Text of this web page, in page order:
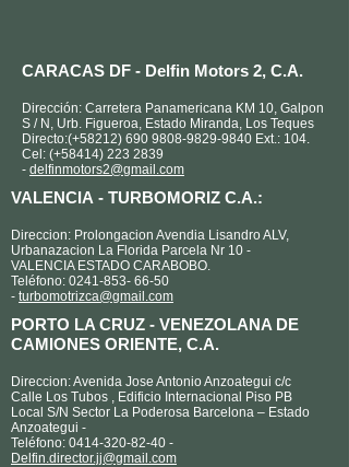
CARACAS DF - Delfin Motors 2, C.A.
Dirección: Carretera Panamericana KM 10, Galpon
S / N, Urb. Figueroa, Estado Miranda, Los Teques
Directo:(+58212) 690 9808-9829-9840 Ext.: 104.
Cel: (+58414) 223 2839
- delfinmotors2@gmail.com
VALENCIA - TURBOMORIZ C.A.:
Direccion: Prolongacion Avendia Lisandro ALV,
Urbanazacion La Florida Parcela Nr 10 -
VALENCIA ESTADO CARABOBO.
Teléfono: 0241-853- 66-50
- turbomotrizca@gmail.com
PORTO LA CRUZ - VENEZOLANA DE
CAMIONES ORIENTE, C.A.
Direccion: Avenida Jose Antonio Anzoategui c/c
Calle Los Tubos , Edificio Internacional Piso PB
Local S/N Sector La Poderosa Barcelona – Estado
Anzoategui -
Teléfono: 0414-320-82-40 -
Delfin.director.jj@gmail.com